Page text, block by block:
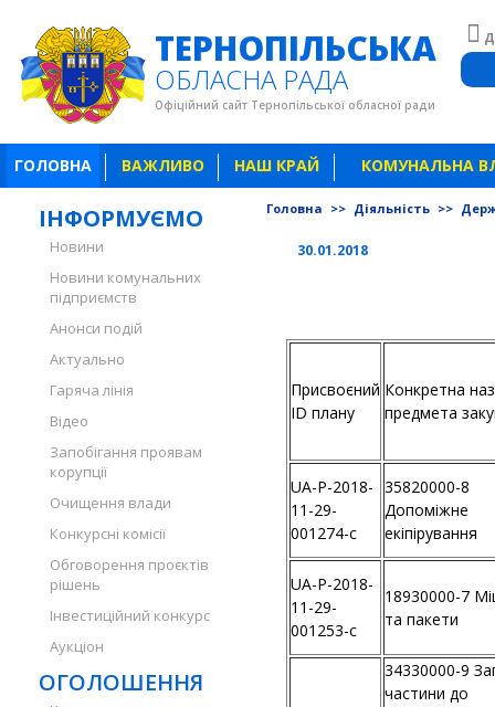
ТЕРНОПІЛЬСЬКА
ОБЛАСНА РАДА
Офіційний сайт Тернопільської обласної ради
ГОЛОВНА ВАЖЛИВО НАШ КРАЙ КОМУНАЛЬНА
ІНФОРМУЄМО
Новини
Новини комунальних
підприємств
Анонси подій
Актуально
Гаряча лінія
Відео
Запобігання проявам
корупції
Очищення влади
Конкурсні комісії
Обговорення проєктів
рішень
Інвестиційний конкурс
Аукціон
ОГОЛОШЕННЯ
Головна >> Діяльність >>
30.01.2018
Присвоєний
ID плану
Конкретна
предмета
UA-P-2018-
11-29-
001274-c
35820000-8
Допоміжне
екіпірування
UA-P-2018-
11-29-
001253-c
18930000-7
та пакети
34330000-9
частини до